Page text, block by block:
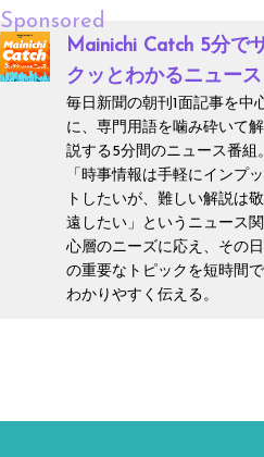
Sponsored
Mainichi Catch 5分で
クッとわかるニュース
毎日新聞の朝刊1面記事を中
に、専門用語を噛み砕いて解
説する5分間のニュース番組。
「時事情報は手軽にインプッ
トしたいが、難しい解説は敬
遠したい」というニュース関
心層のニーズに応え、その日
の重要なトピックを短時間で
わかりやすく伝える。